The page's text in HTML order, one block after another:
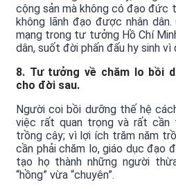
cộng sản mà không có đạo đức
không lãnh đạo được nhân
mạng trong tư tưởng Hồ Chí
dân, suốt đời phấn đấu hy sinh
8. Tư tưởng về chăm lo bồi
cho đời sau.
Người coi bồi dưỡng thế hệ
việc rất quan trọng và rất cần
trồng cây; vì lợi ích trăm năm
cần phải chăm lo, giáo dục đạo
tạo họ thành những người
“hồng” vừa “chuyên”.